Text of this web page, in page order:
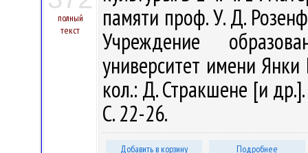
полный
текст
памяти проф. У. Д.
Учреждение
университет имени Янки
кол.: Д. Стракшене [и
С. 22-26.
Добавить в корзину Подробнее